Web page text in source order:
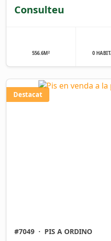
Consulteu
556.6M 2 0
Destacat
#7049 · PIS A ORDINO